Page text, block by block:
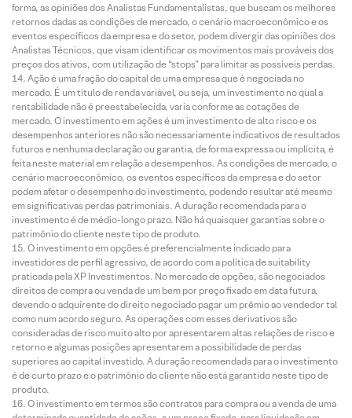
forma, as opiniões dos Analistas Fundamentalistas, que buscam os melhores
retornos dadas as condições de mercado, o cenário macroeconômico e os
eventos específicos da empresa e do setor, podem divergir das opiniões dos
Analistas Técnicos, que visam identificar os movimentos mais prováveis dos
preços dos ativos, com utilização de “stops” para limitar as possíveis perdas.
Ação é uma fração do capital de uma empresa que é negociada no
mercado. É um título de renda variável, ou seja, um investimento no qual a
rentabilidade não é preestabelecida, varia conforme as cotações de
mercado. O investimento em ações é um investimento de alto risco e os
desempenhos anteriores não são necessariamente indicativos de resultados
futuros e nenhuma declaração ou garantia, de forma expressa ou implícita, é
feita neste material em relação a desempenhos. As condições de mercado, o
cenário macroeconômico, os eventos específicos da empresa e do setor
podem afetar o desempenho do investimento, podendo resultar até mesmo
em significativas perdas patrimoniais. A duração recomendada para o
investimento é de médio-longo prazo. Não há quaisquer garantias sobre o
patrimônio do cliente neste tipo de produto.
O investimento em opções é preferencialmente indicado para
investidores de perfil agressivo, de acordo com a política de suitability
praticada pela XP Investimentos. No mercado de opções, são negociados
direitos de compra ou venda de um bem por preço fixado em data futura,
devendo o adquirente do direito negociado pagar um prêmio ao vendedor tal
como num acordo seguro. As operações com esses derivativos são
consideradas de risco muito alto por apresentarem altas relações de risco e
retorno e algumas posições apresentarem a possibilidade de perdas
superiores ao capital investido. A duração recomendada para o investimento
é de curto prazo e o patrimônio do cliente não está garantido neste tipo de
produto.
O investimento em termos são contratos para compra ou a venda de uma